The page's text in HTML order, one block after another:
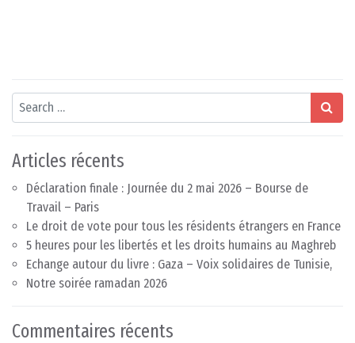
Search
Articles récents
Déclaration finale : Journée du 2 mai 2026 – Bourse de
Travail – Paris
Le droit de vote pour tous les résidents étrangers en France
5 heures pour les libertés et les droits humains au Maghreb
Echange autour du livre : Gaza – Voix solidaires de Tunisie,
Notre soirée ramadan 2026
Commentaires récents